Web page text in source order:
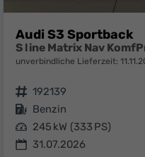
Audi S3 Sportback
S line Matrix Nav
unverbindliche Lieferzeit:
Fahrzeugnr. 192139
Kraftstoff Benzin
Leistung 245 kW (333 PS)
31.07.2026